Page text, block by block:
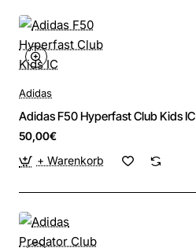
Adidas
Adidas F50 Hyperfast Club Kids IC
50,00€
+ Warenkorb